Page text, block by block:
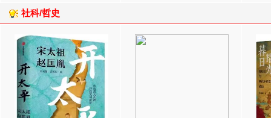
社科/哲史